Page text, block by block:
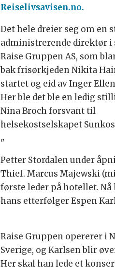
Reiselivsavisen.no.
Det hele dreier seg om en
administrerende direktør i
Raise Gruppen AS, som
bak frisørkjeden Nikita
startet og eid av Inger
Her ble det ble en ledig
Nina Broch forsvant til
helsekostselskapet
"
Petter Stordalen under
Thief. Marcus Majewski
første leder på hotellet. Nå
hans etterfølger Espen
Raise Gruppen opererer i
Sverige, og Karlsen blir
Her skal han lede et